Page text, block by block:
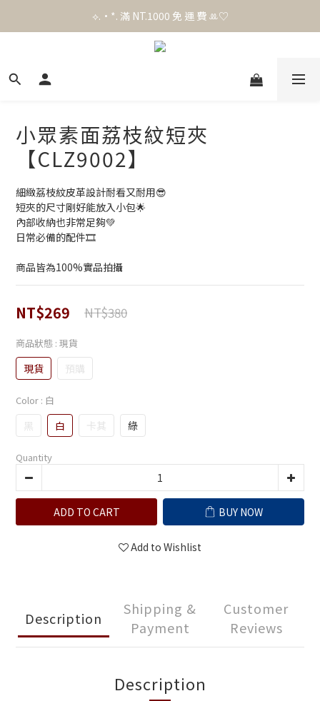
官 網 加 入 會 員 贈 50 元 購 物 金 .ᐟ.ᐟ.ᐟ
官 網 加 入 會 員 贈 50 元 購 物 金 .ᐟ.ᐟ.ᐟ
⟡.·*. 滿 NT.1000 免 運 費 ꔛ♡
小眾素面荔枝紋短夾
【CLZ9002】
細緻荔枝紋皮革設計耐看又耐用😎
短夾的尺寸剛好能放入小包🌟
內部收納也非常足夠💚
日常必備的配件🎞️
商品皆為100%實品拍攝
NT$269 NT$380
商品狀態 : 現貨
現貨 預購
Color : 白
黑 白 卡其 綠
Quantity
ADD TO CART BUY NOW
Add to Wishlist
Description
Shipping &
Payment
Customer
Reviews
Description